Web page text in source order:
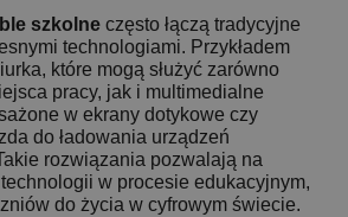
szkolne często łączą tradycyjne
technologiami. Przykładem
które mogą służyć zarówno
pracy, jak i multimedialne
w ekrany dotykowe czy
do ładowania urządzeń
rozwiązania pozwalają na
w procesie edukacyjnym,
do życia w cyfrowym świecie.